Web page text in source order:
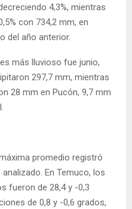
4,3%, mientras
con 734,2 mm, en
del año anterior.
más lluvioso fue junio,
297,7 mm, mientras
28 mm en Pucón, 9,7 mm
promedio registró
En Temuco, los
fueron de 28,4 y -0,3
de 0,8 y -0,6 grados,